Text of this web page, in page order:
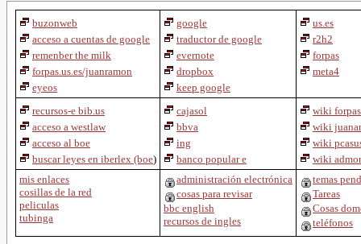
buzonweb
acceso a cuentas de google
remenber the milk
forpas.us.es/juanramon
eyeos
google
traductor de google
evernote
dropbox
keep google
us.es
r2h2
forpas
meta4
recursos-e bib.us
acceso a westlaw
acceso al boe
buscar leyes en iberlex (boe)
cajasol
bbva
ing
banco popular e
wiki forpas
wiki
wiki
wiki
mis enlaces
cosillas de la red
peliculas
tubinga
administración electrónica
cosas para revisar
bbc english
recursos de ingles
temas
Tareas
Cosas
teléfonos